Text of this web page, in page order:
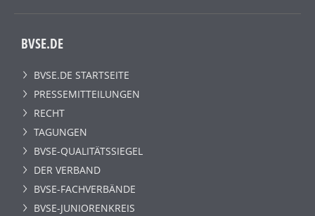
BVSE.DE
BVSE.DE STARTSEITE
PRESSEMITTEILUNGEN
RECHT
TAGUNGEN
BVSE-QUALITÄTSSIEGEL
DER VERBAND
BVSE-FACHVERBÄNDE
BVSE-JUNIORENKREIS